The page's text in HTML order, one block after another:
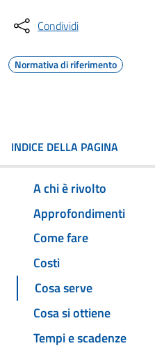
Condividi
Normativa di riferimento
INDICE DELLA PAGINA
A chi è rivolto
Approfondimenti
Come fare
Costi
Cosa serve
Cosa si ottiene
Tempi e scadenze